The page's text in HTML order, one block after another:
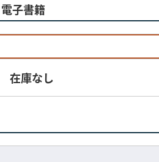
子書籍
在庫なし